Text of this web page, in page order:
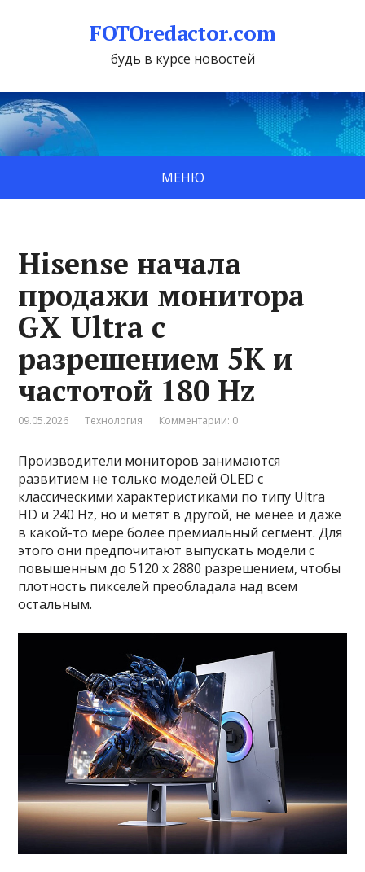
FOTOredactor.com
будь в курсе новостей
МЕНЮ
Hisense начала
продажи монитора
GX Ultra с
разрешением 5K и
частотой 180 Hz
09.05.2026 Технология Комментарии: 0
Производители мониторов занимаются
развитием не только моделей OLED с
классическими характеристиками по типу Ultra
HD и 240 Hz, но и метят в другой, не менее и даже
в какой-то мере более премиальный сегмент. Для
этого они предпочитают выпускать модели с
повышенным до 5120 x 2880 разрешением, чтобы
плотность пикселей преобладала над всем
остальным.